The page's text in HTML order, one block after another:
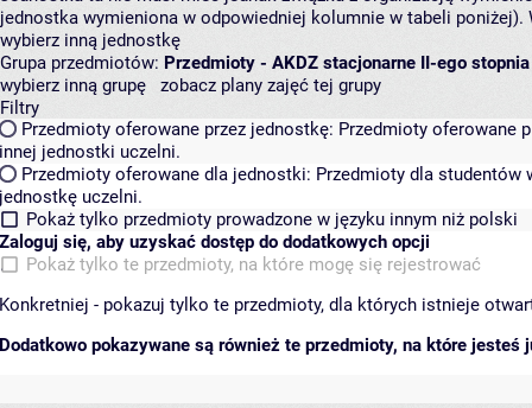
jednostka wymieniona w odpowiedniej kolumnie w tabeli
wybierz inną jednostkę
Grupa przedmiotów: Przedmioty - AKDZ stacjonarne II-ego
wybierz inną grupę
zobacz plany zajęć tej grupy
Filtry
Przedmioty oferowane przez jednostkę: Przedmioty oferowane
innej jednostki uczelni.
Przedmioty oferowane dla jednostki: Przedmioty dla studentów
jednostkę uczelni.
Pokaż tylko przedmioty prowadzone w języku innym niż polski
Zaloguj się, aby uzyskać dostęp do dodatkowych opcji
Pokaż tylko te przedmioty, na które mogę się rejestrować
Konkretniej - pokazuj tylko te przedmioty, dla których istnieje
Dodatkowo pokazywane są również te przedmioty, na które jesteś